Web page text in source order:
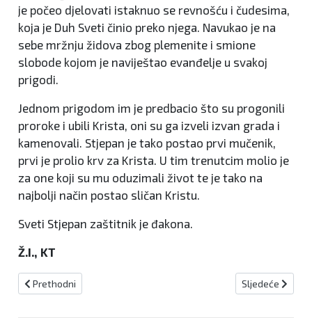
je počeo djelovati istaknuo se revnošću i čudesima,
koja je Duh Sveti činio preko njega. Navukao je na
sebe mržnju židova zbog plemenite i smione
slobode kojom je naviještao evanđelje u svakoj
prigodi.
Jednom prigodom im je predbacio što su progonili
proroke i ubili Krista, oni su ga izveli izvan grada i
kamenovali. Stjepan je tako postao prvi mučenik,
prvi je prolio krv za Krista. U tim trenutcim molio je
za one koji su mu oduzimali život te je tako na
najbolji način postao sličan Kristu.
Sveti Stjepan zaštitnik je đakona.
Ž.I., KT
Prethodni članak: Razvijen novi lijek za kronične bolove u
Prethodni Sljedeći
Sljedeće